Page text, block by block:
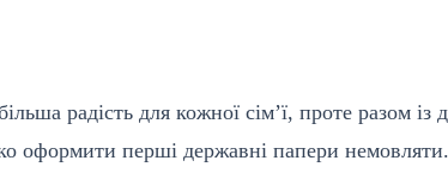
радість для кожної сім’ї, проте разом із
оформити перші державні папери